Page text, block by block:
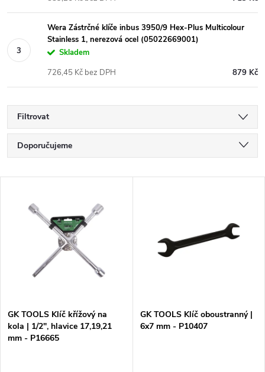
Wera Zástrčné klíče inbus 3950/9 Hex-Plus Multicolour
Stainless 1, nerezová ocel (05022669001)
Skladem
879 Kč
726,45 Kč bez DPH
Filtrovat
Ř
a
p
Doporučujeme
Nejprodávanější
s
p
GK TOOLS Klíč křížový na
kola | 1/2", hlavice 17,19,21
mm - P16665
GK TOOLS Klíč oboustranný |
6x7 mm - P10407